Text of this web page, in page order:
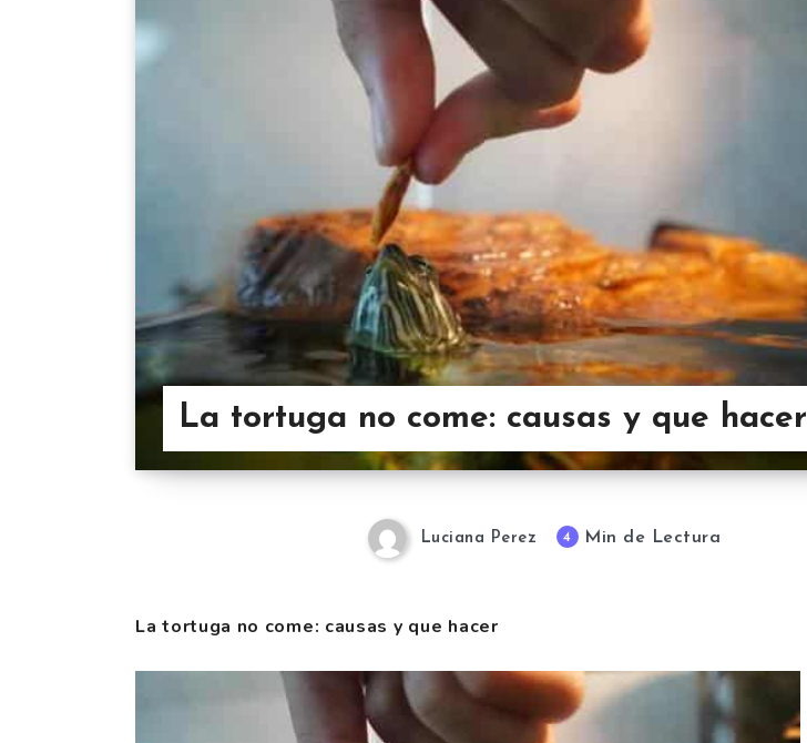
La tortuga no come: causas y que hacer
Luciana Perez 4 Min de Lectura
La tortuga no come: causas y que hacer